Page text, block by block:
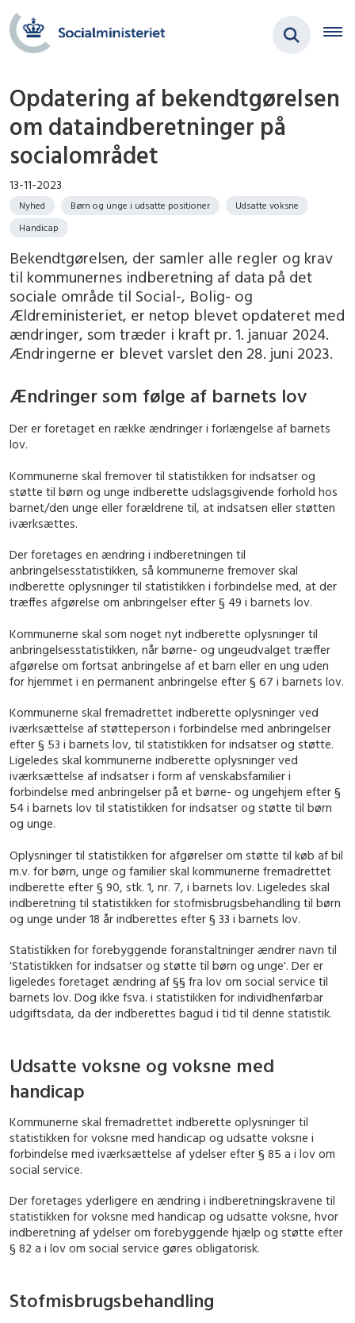
Opdatering af bekendtgørelsen
om dataindberetninger på
socialområdet
13-11-2023
Nyhed Børn og unge i udsatte positioner
Udsatte voksne
Handicap
Bekendtgørelsen, der samler alle regler og krav
til kommunernes indberetning af data på det
sociale område til Social-, Bolig- og
Ældreministeriet, er netop blevet opdateret med
ændringer, som træder i kraft pr. 1. januar 2024.
Ændringerne er blevet varslet den 28. juni 2023.
Ændringer som følge af barnets lov
Der er foretaget en række ændringer i forlængelse af barnets
lov.
Kommunerne skal fremover til statistikken for indsatser og
støtte til børn og unge indberette udslagsgivende forhold hos
barnet/den unge eller forældrene til, at indsatsen eller støtten
iværksættes.
Der foretages en ændring i indberetningen til
anbringelsesstatistikken, så kommunerne fremover skal
indberette oplysninger til statistikken i forbindelse med, at der
træffes afgørelse om anbringelser efter § 49 i barnets lov.
Kommunerne skal som noget nyt indberette oplysninger til
anbringelsesstatistikken, når børne- og ungeudvalget træffer
afgørelse om fortsat anbringelse af et barn eller en ung uden
for hjemmet i en permanent anbringelse efter § 67 i barnets lov.
Kommunerne skal fremadrettet indberette oplysninger ved
iværksættelse af støtteperson i forbindelse med anbringelser
efter § 53 i barnets lov, til statistikken for indsatser og støtte.
Ligeledes skal kommunerne indberette oplysninger ved
iværksættelse af indsatser i form af venskabsfamilier i
forbindelse med anbringelser på et børne- og ungehjem efter §
54 i barnets lov til statistikken for indsatser og støtte til børn
og unge.
Oplysninger til statistikken for afgørelser om støtte til køb af bil
m.v. for børn, unge og familier skal kommunerne fremadrettet
indberette efter § 90, stk. 1, nr. 7, i barnets lov. Ligeledes skal
indberetning til statistikken for stofmisbrugsbehandling til børn
og unge under 18 år indberettes efter § 33 i barnets lov.
Statistikken for forebyggende foranstaltninger ændrer navn til
'Statistikken for indsatser og støtte til børn og unge'. Der er
ligeledes foretaget ændring af §§ fra lov om social service til
barnets lov. Dog ikke fsva. i statistikken for individhenførbar
udgiftsdata, da der indberettes bagud i tid til denne statistik.
Udsatte voksne og voksne med
handicap
Kommunerne skal fremadrettet indberette oplysninger til
statistikken for voksne med handicap og udsatte voksne i
forbindelse med iværksættelse af ydelser efter § 85 a i lov om
social service.
Der foretages yderligere en ændring i indberetningskravene til
statistikken for voksne med handicap og udsatte voksne, hvor
indberetning af ydelser om forebyggende hjælp og støtte efter
§ 82 a i lov om social service gøres obligatorisk.
Stofmisbrugsbehandling